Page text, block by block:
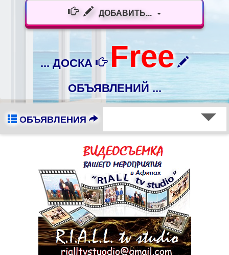
ДОБАВИТЬ...
... ДОСКА Free
ОБЪЯВЛЕНИЙ ...
ОБЪЯВЛЕНИЯ